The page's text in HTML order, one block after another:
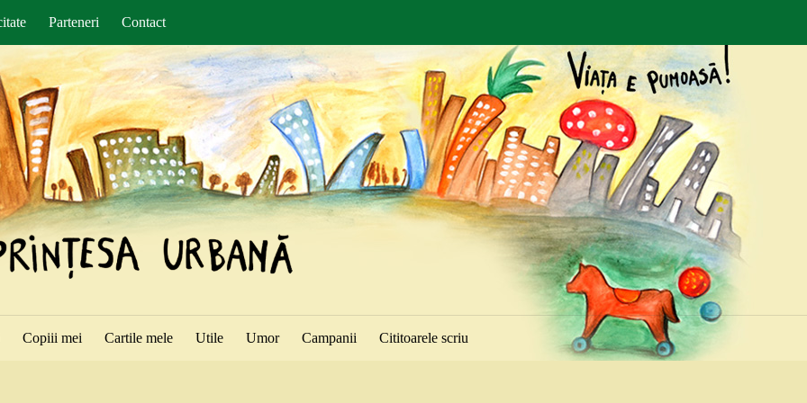
Parteneri Contact
Copiii mei Cartile mele Utile Umor Campanii Cititoarele scriu